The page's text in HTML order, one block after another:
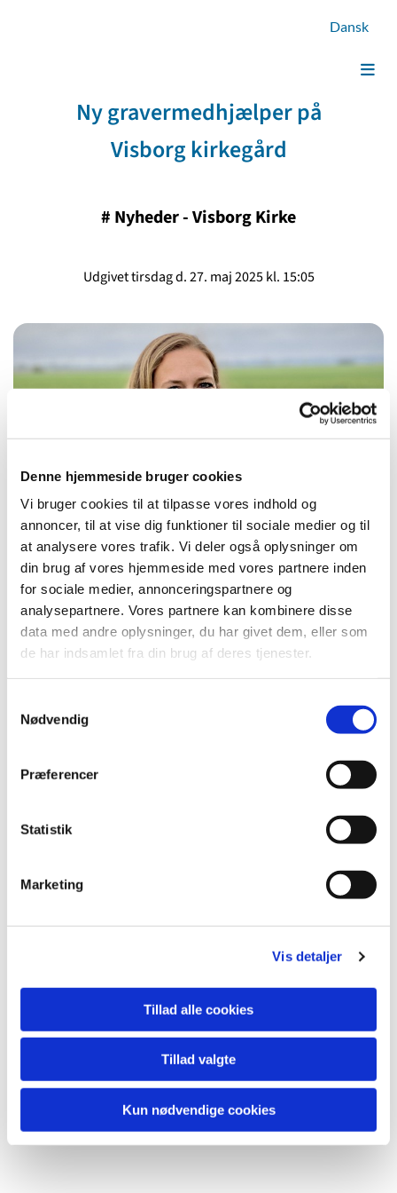
Denne hjemmeside bruger cookies
Vi bruger cookies til at tilpasse vores indhold og
annoncer, til at vise dig funktioner til sociale medier og til
at analysere vores trafik. Vi deler også oplysninger om
din brug af vores hjemmeside med vores partnere inden
for sociale medier, annonceringspartnere og
analysepartnere. Vores partnere kan kombinere disse
data med andre oplysninger, du har givet dem, eller som
de har indsamlet fra din brug af deres tjenester.
Nødvendig
Præferencer
Statistik
Marketing
Vis detaljer
Tillad alle cookies
Tillad valgte
Kun nødvendige cookies
Dansk
​Ny gravermedhjælper på
Visborg kirkegård
# Nyheder - Visborg Kirke
Udgivet tirsdag d. 27. maj 2025 kl. 15:05
​Ny gravermedhjælper på Visborg kirkegård
Visborg Kirkes nye gravermedhjælper hedder Denise
Thygesen og har været ansat siden 1. april. Denise er
uddannet ergoterapeut, tager ud og spiller musik i sin
ønsker Denise hjerteligt velkommen og glæder os til
Visborg menighedsråd